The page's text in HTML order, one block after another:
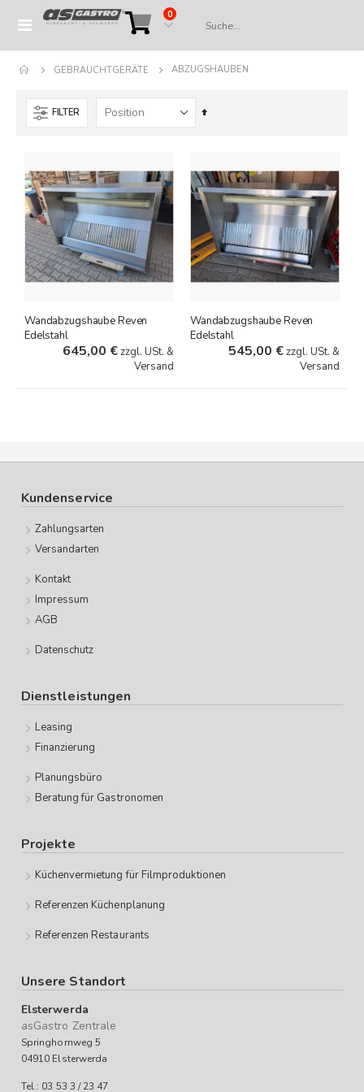
Navigation
Cart
0Artikel
GEBRAUCHTGERÄTE ABZUGSHAUBEN
FILTER
In
Wandabzugshaube Reven
Edelstahl
645,00 €zzgl. USt. &
Versand
Wandabzugshaube Reven
Edelstahl
545,00 €zzgl. USt. &
Versand
Kundenservice
Zahlungsarten
Versandarten
Kontakt
Impressum
AGB
Datenschutz
Dienstleistungen
Leasing
Finanzierung
Planungsbüro
Beratung für Gastronomen
Projekte
Küchenvermietung für Filmproduktionen
Referenzen Küchenplanung
Referenzen Restaurants
Unsere Standort
Elsterwerda
asGastro Zentrale
Springhornweg 5
04910 Elsterwerda
Tel.: 03 53 3 / 23 47